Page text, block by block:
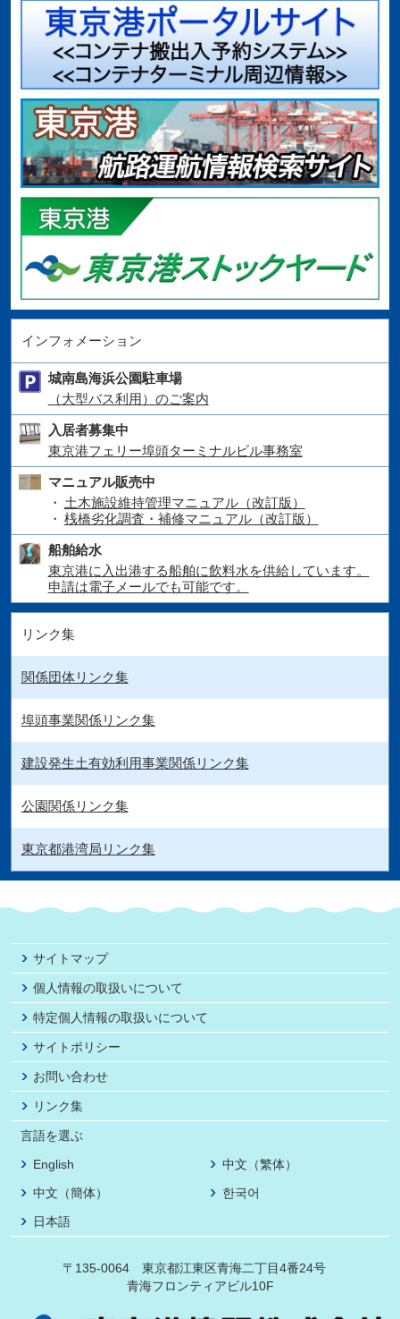
インフォメーション
城南島海浜公園駐車場
（大型バス利用）のご案内
入居者募集中
東京港フェリー埠頭ターミナルビル事務室
マニュアル販売中
土木施設維持管理マニュアル（改訂版）
桟橋劣化調査・補修マニュアル（改訂版）
船舶給水
東京港に入出港する船舶に飲料水を供給しています。
申請は電子メールでも可能です。
リンク集
関係団体リンク集
埠頭事業関係リンク集
建設発生土有効利用事業関係リンク集
公園関係リンク集
東京都港湾局リンク集
サイトマップ
個人情報の取扱いについて
特定個人情報の取扱いについて
サイトポリシー
お問い合わせ
リンク集
言語を選ぶ
English
中文（繁体）
中文（簡体）
한국어
日本語
〒135-0064 東京都江東区青海二丁目4番24号
青海フロンティアビル10F